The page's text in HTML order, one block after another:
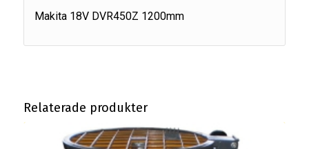
Makita 18V DVR450Z 1200mm
Relaterade produkter